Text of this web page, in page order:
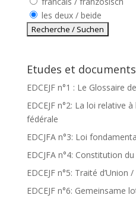
les deux / beide
Etudes et documents
EDCEJF n°1 : Le Glossaire
EDCEJF n°2: La loi relative
fédérale
EDCJFA n°3: Loi
EDCJFA n°4: Constitution
EDCEJF n°5: Traité d’Union
EDCEJF n°6: Gemeinsame